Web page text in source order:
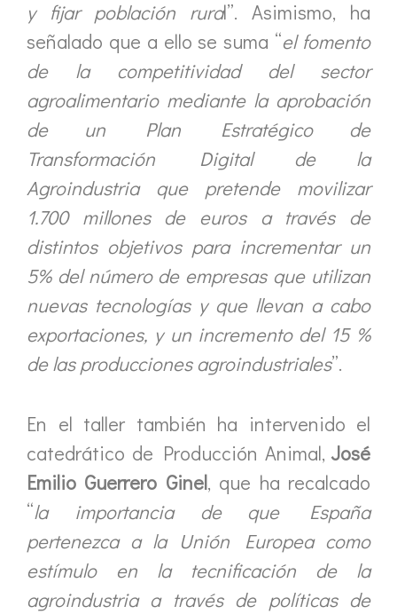
y fijar población rural”. Asimismo, ha
señalado que a ello se suma “el fomento
de la competitividad del sector
agroalimentario mediante la aprobación
de un Plan Estratégico de
Transformación Digital de la
Agroindustria que pretende movilizar
1.700 millones de euros a través de
distintos objetivos para incrementar un
5% del número de empresas que utilizan
nuevas tecnologías y que llevan a cabo
exportaciones, y un incremento del 15 %
de las producciones agroindustriales”.
En el taller también ha intervenido el
catedrático de Producción Animal, José
Emilio Guerrero Ginel, que ha recalcado
“la importancia de que España
pertenezca a la Unión Europea como
estímulo en la tecnificación de la
agroindustria a través de políticas de